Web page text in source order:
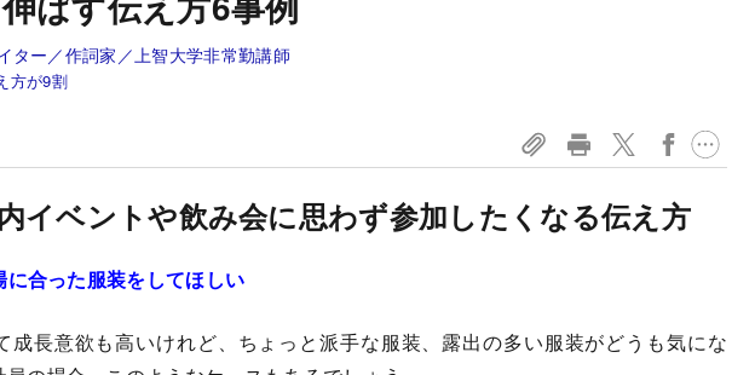
ター／作詞家／上智大学非常勤講師
方が9割
イベントや飲み会に思わず参加したくなる伝え方
に合った服装をしてほしい
成長意欲も高いけれど、ちょっと派手な服装、露出の多い服装がどうも気にな